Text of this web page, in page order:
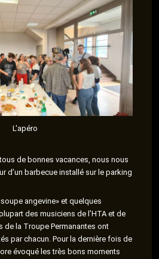
L'apéro
de bonnes vacances, nous nous
d’un barbecue installé sur le parking
angevine» et quelques
des musiciens de l’HTA et de
de la Troupe Permanantes ont
par chacun. Pour la dernière fois de
évoqué les très bons moments